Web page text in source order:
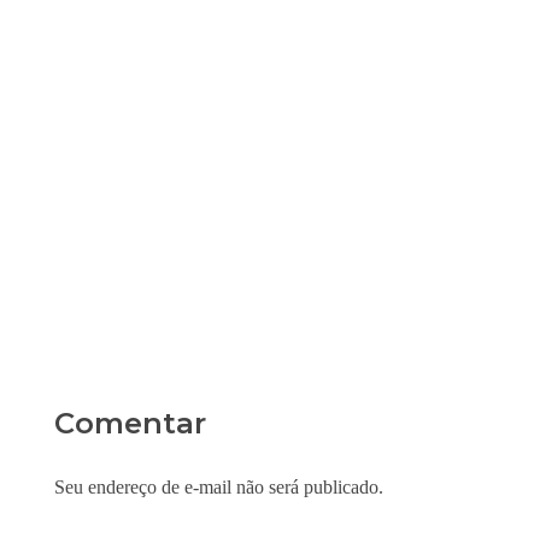
Comentar
Seu endereço de e-mail não será publicado.